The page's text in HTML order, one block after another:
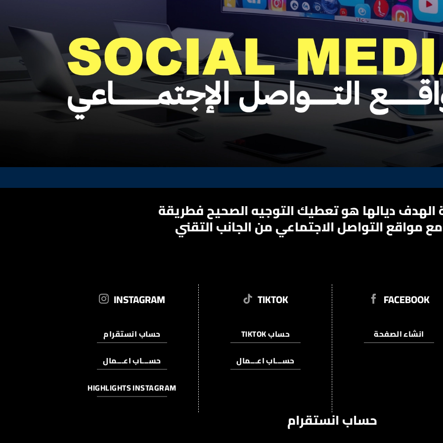
الهدف ديالها هو تعطيك التوجيه الصحيح فطريقة
مواقع التواصل الاجتماعي من الجانب التقني
INSTAGRAM
حساب انستقرام
حســـاب اعـــمال
HIGHLIGHTS INSTAGRAM
TIKTOK
TIKTOK حساب
حســـاب اعـــمال
FACEBOOK
انشاء الصفحة
حساب انستقرام